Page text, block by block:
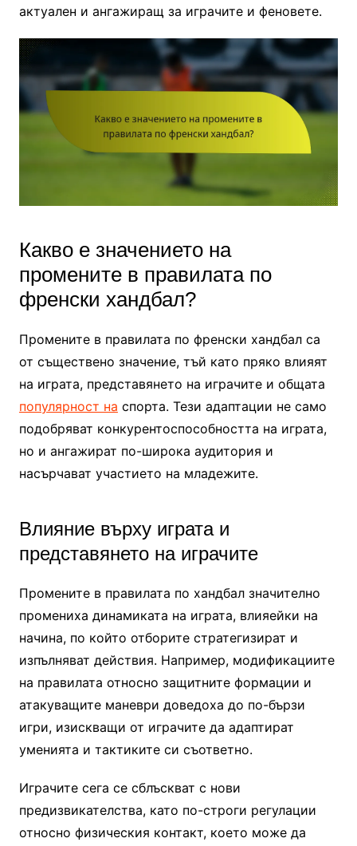
актуален и ангажиращ за играчите и феновете.
Какво е значението на
промените в правилата по
френски хандбал?
Промените в правилата по френски хандбал са
от съществено значение, тъй като пряко влияят
на играта, представянето на играчите и общата
популярност на спорта. Тези адаптации не само
подобряват конкурентоспособността на играта,
но и ангажират по-широка аудитория и
насърчават участието на младежите.
Влияние върху играта и
представянето на играчите
Промените в правилата по хандбал значително
промениха динамиката на играта, влияейки на
начина, по който отборите стратегизират и
изпълняват действия. Например, модификациите
на правилата относно защитните формации и
атакуващите маневри доведоха до по-бързи
игри, изискващи от играчите да адаптират
уменията и тактиките си съответно.
Играчите сега се сблъскват с нови
предизвикателства, като по-строги регулации
относно физическия контакт, което може да